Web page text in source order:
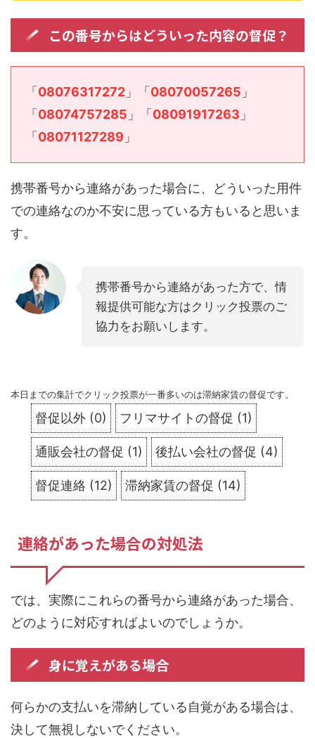
この番号からはどういった内容の督促？
「 08076317272 」「 08070057265 」
「 08074757285 」「 08091917263 」
「 08071127289 」
携帯番号から連絡があった場合に、どういった用件
での連絡なのか不安に思っている方もいると思いま
す。
携帯番号から連絡があった方で、情
報提供可能な方はクリック投票のご
協力をお願いします。
本日までの集計でクリック投票が一番多いのは滞納家賃の督促です。
督促以外 (0) フリマサイトの督促 (1)
通販会社の督促 (1) 後払い会社の督促 (4)
督促連絡 (12) 滞納家賃の督促 (14)
連絡があった場合の対処法
では、実際にこれらの番号から連絡があった場合、
どのように対応すればよいのでしょうか。
身に覚えがある場合
何らかの支払いを滞納している自覚がある場合は、
決して無視しないでください。